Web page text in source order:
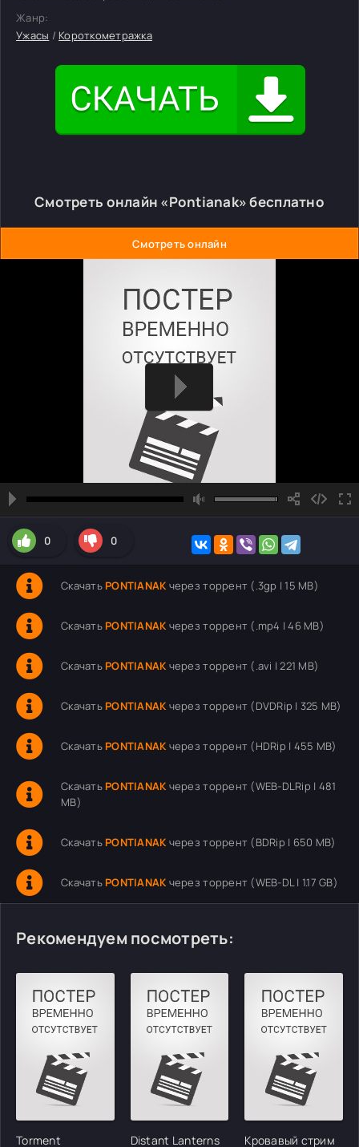
Жанр:
Ужасы / Короткометражка
Смотреть онлайн «Pontianak» бесплатно
Смотреть онлайн
0 0
Скачать PONTIANAK через торрент (.3gp | 15 MB)
Скачать PONTIANAK через торрент (.mp4 | 46 MB)
Скачать PONTIANAK через торрент (.avi | 221 MB)
Скачать PONTIANAK через торрент (DVDRip | 325 MB)
Скачать PONTIANAK через торрент (HDRip | 455 MB)
Скачать PONTIANAK через торрент (WEB-DLRip | 481
MB)
Скачать PONTIANAK через торрент (BDRip | 650 MB)
Скачать PONTIANAK через торрент (WEB-DL | 1.17 GB)
Рекомендуем посмотреть:
Torment Distant Lanterns Кровавый стрим